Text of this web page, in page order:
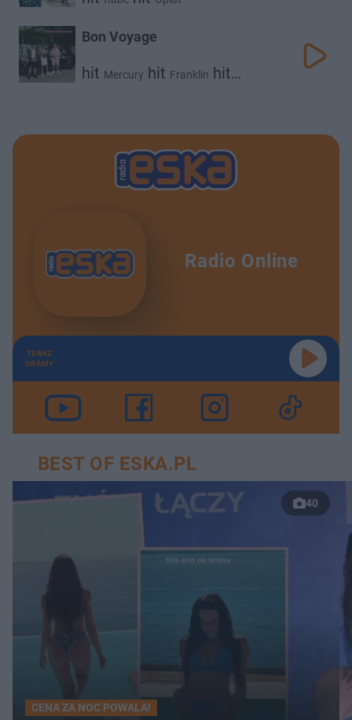
Bon Voyage
hit Mercury hit Franklin hit
Radio Online
TERAZ
GRAMY
BEST OF ESKA.PL
40
CENA ZA NOC POWALA!